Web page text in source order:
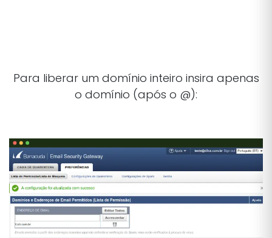
Para liberar um domínio inteiro insira apenas
o domínio (após o @):